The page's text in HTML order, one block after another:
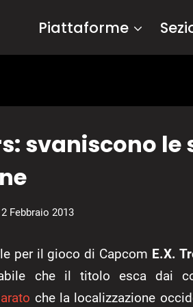
Piattaforme
svaniscono le
2 Febbraio 2013
per il gioco di Capcom E.X.
che il titolo esca dai
che la localizzazione